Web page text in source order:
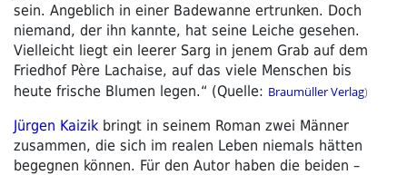
sein. Angeblich in einer Badewanne ertrunken. Doch
niemand, der ihn kannte, hat seine Leiche gesehen.
Vielleicht liegt ein leerer Sarg in jenem Grab auf dem
Friedhof Père Lachaise, auf das viele Menschen bis
heute frische Blumen legen.“ (Quelle: Braumüller Verlag)
Jürgen Kaizik bringt in seinem Roman zwei Männer
zusammen, die sich im realen Leben niemals hätten
begegnen können. Für den Autor haben die beiden –